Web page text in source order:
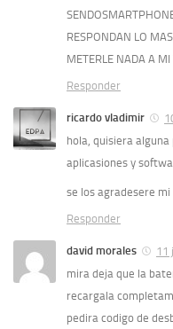
RESPONDAN LO
METERLE NADA A MI
Responder
ricardo vladimir
hola, quisiera
aplicasiones y
se los agradesere mi
Responder
david morales
11
mira deja que la
recargala
pedira codigo de